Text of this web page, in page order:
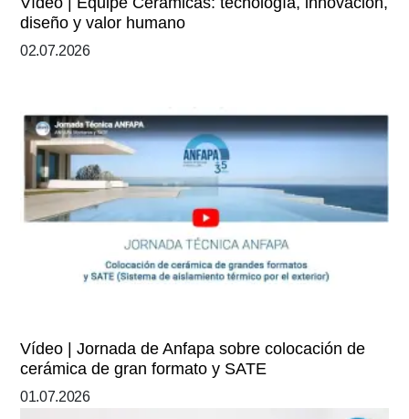
diseño y valor humano
02.07.2026
Vídeo | Jornada de Anfapa sobre colocación de
cerámica de gran formato y SATE
01.07.2026